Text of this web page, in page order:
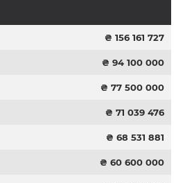
₴ 156 161 727
₴ 94 100 000
₴ 77 500 000
₴ 71 039 476
₴ 68 531 881
₴ 60 600 000